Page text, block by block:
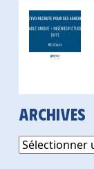
Archives
Archives